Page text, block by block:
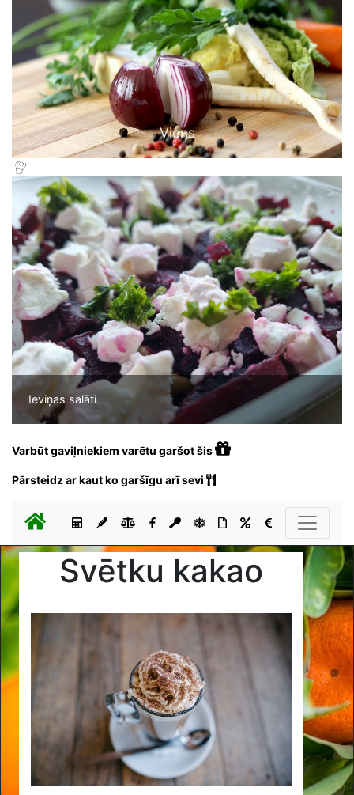
Viens
Ieviņas salāti
Varbūt gaviļniekiem varētu garšot šis
Pārsteidz ar kaut ko garšīgu arī sevi
Svētku kakao